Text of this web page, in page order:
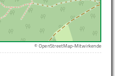
© OpenStreetMap-Mitwirkende